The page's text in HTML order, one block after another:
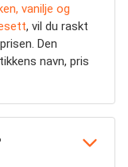
vanilje og
, vil du raskt
Den
navn, pris